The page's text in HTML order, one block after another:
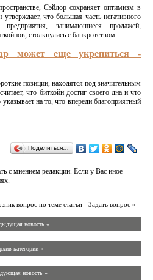
Сэйлор сохраняет оптимизм в
что большая часть негативного
занимающиеся продажей,
столкнулись с банкротством.
может еще укрепиться -
позиции, находятся под значительным
что биткойн достиг своего дна и что
на то, что впереди благоприятный
Поделиться…
с мнением редакции. Если у Вас иное
вопрос по теме статьи - Задать вопрос »
новость «
категории «
новость »